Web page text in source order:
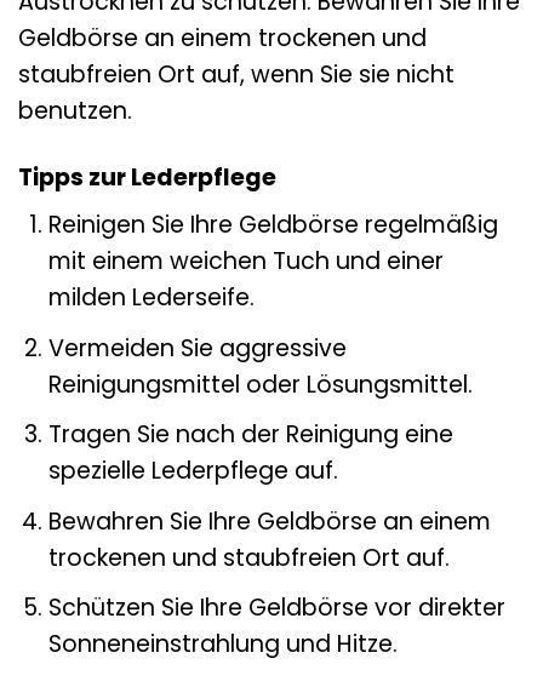
Geldbörse an einem trockenen und
staubfreien Ort auf, wenn Sie sie nicht
benutzen.
Tipps zur Lederpflege
Reinigen Sie Ihre Geldbörse regelmäßig
mit einem weichen Tuch und einer
milden Lederseife.
Vermeiden Sie aggressive
Reinigungsmittel oder Lösungsmittel.
Tragen Sie nach der Reinigung eine
spezielle Lederpflege auf.
Bewahren Sie Ihre Geldbörse an einem
trockenen und staubfreien Ort auf.
Schützen Sie Ihre Geldbörse vor direkter
Sonneneinstrahlung und Hitze.